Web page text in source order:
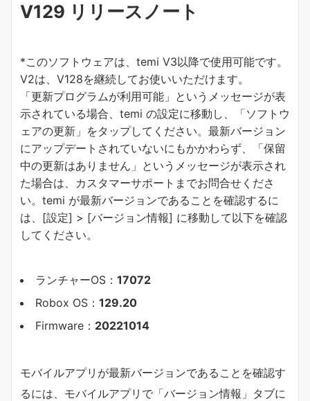
V129 リリースノート
*このソフトウェアは、temi V3以降で使用可能です。
V2は、V128を継続してお使いいただけます。
「更新プログラムが利用可能」というメッセージが表
示されている場合、temi の設定に移動し、「ソフトウ
ェアの更新」をタップしてください。最新バージョン
にアップデートされていないにもかかわらず、「保留
中の更新はありません」というメッセージが表示され
た場合は、カスタマーサポートまでお問合せくださ
い。temi が最新バージョンであることを確認するに
は、[設定] > [バージョン情報] に移動して以下を確認
してください。
ランチャーOS： 17072
Robox OS： 129.20
Firmware： 20221014
モバイルアプリが最新バージョンであることを確認す
るには、モバイルアプリで「バージョン情報」タブに